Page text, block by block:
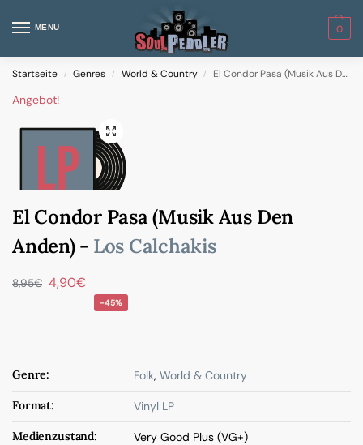
MENU 0
Startseite / Genres / World & Country / El Condor Pasa (Musik Aus Den Anden)
Angebot!
El Condor Pasa (Musik Aus Den
Anden) - Los Calchakis
8,95€ 4,90€
-45%
Genre: Folk, World & Country
Format: Vinyl LP
Medienzustand: Very Good Plus (VG+)